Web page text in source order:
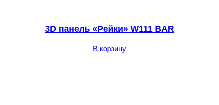
3D панель «Рейки» W111 BAR
В корзину